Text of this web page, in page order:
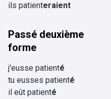
ils patienteraient
Passé deuxième
forme
j'eusse patienté
tu eusses patienté
il eût patienté